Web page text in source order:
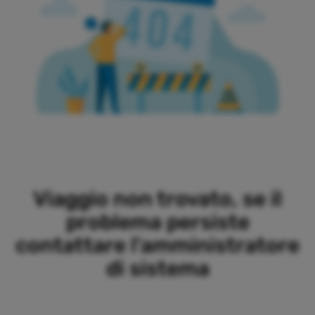
Viaggio non trovato, se il
problema persiste
contattare l'amministratore
di sistema